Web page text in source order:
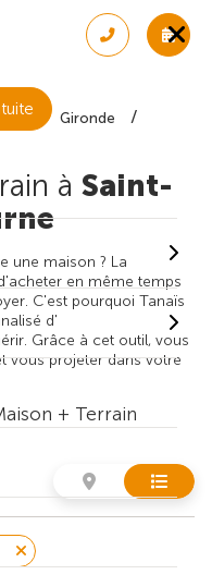
Gironde
à Saint-
une maison ? La
en même temps
C'est pourquoi Tanaïs
d'
Grâce à cet outil, vous
vous projeter dans votre
+ Terrain